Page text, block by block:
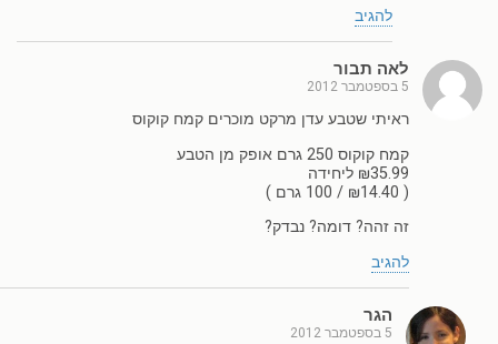
להגיב
לאה תבור
5 בספטמבר 2012
ראיתי שטבע עדן מרקט מוכרים קמח קוקוס
קמח קוקוס 250 גרם אופק מן הטבע
₪35.99 ליחידה
( ₪14.40 / 100 גרם )
זה זהה? דומה? נבדק?
להגיב
הגר
5 בספטמבר 2012